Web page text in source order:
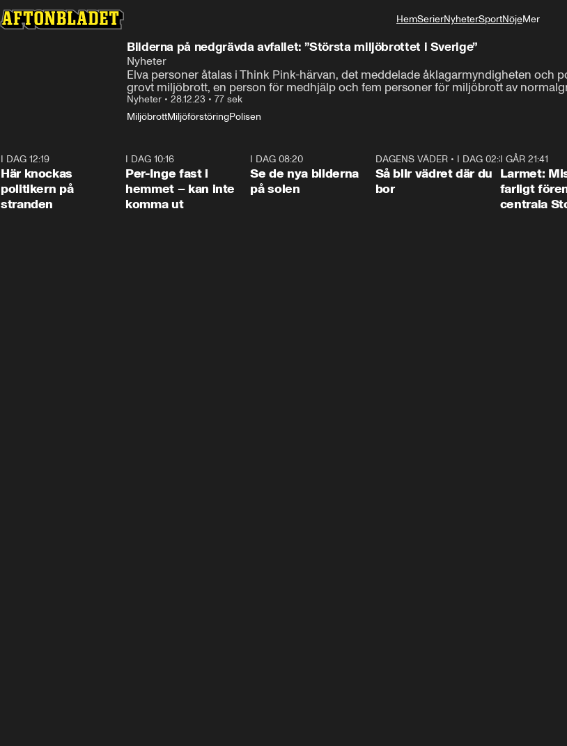
-det största miljöbrottet i Sverige.
HemSerierNyheterSportNöjeMer
Bilderna på nedgrävda avfallet: ”Största miljöbrottet i Sverige”
Nyheter
Elva personer åtalas i Think Pink-härvan, det meddelade åklagarmyndigheten och
grovt miljöbrott, en person för medhjälp och fem personer för miljöbrott av
Nyheter • 28.12.23 • 77 sek
MiljöbrottMiljöförstöringPolisen
I DAG 12:19
Här knockas
politikern på
stranden
I DAG 10:16
Per-Inge fast i
hemmet – kan inte
komma ut
I DAG 08:20
Se de nya bilderna
på solen
1:06
DAGENS VÄDER• I DAG 02:30
Så blir vädret där du
bor
I GÅR 21:41
Larmet:
farligt
centrala